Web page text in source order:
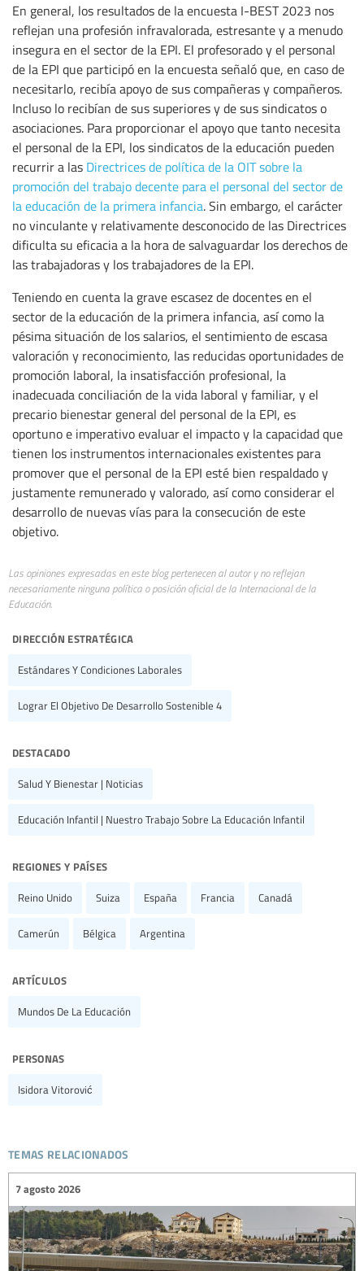
En general, los resultados de la encuesta I-BEST 2023 nos
reflejan una profesión infravalorada, estresante y a menudo
insegura en el sector de la EPI. El profesorado y el personal
de la EPI que participó en la encuesta señaló que, en caso de
necesitarlo, recibía apoyo de sus compañeras y compañeros.
Incluso lo recibían de sus superiores y de sus sindicatos o
asociaciones. Para proporcionar el apoyo que tanto necesita
el personal de la EPI, los sindicatos de la educación pueden
recurrir a las Directrices de política de la OIT sobre la
promoción del trabajo decente para el personal del sector de
la educación de la primera infancia. Sin embargo, el carácter
no vinculante y relativamente desconocido de las Directrices
dificulta su eficacia a la hora de salvaguardar los derechos de
las trabajadoras y los trabajadores de la EPI.
Teniendo en cuenta la grave escasez de docentes en el
sector de la educación de la primera infancia, así como la
pésima situación de los salarios, el sentimiento de escasa
valoración y reconocimiento, las reducidas oportunidades de
promoción laboral, la insatisfacción profesional, la
inadecuada conciliación de la vida laboral y familiar, y el
precario bienestar general del personal de la EPI, es
oportuno e imperativo evaluar el impacto y la capacidad que
tienen los instrumentos internacionales existentes para
promover que el personal de la EPI esté bien respaldado y
justamente remunerado y valorado, así como considerar el
desarrollo de nuevas vías para la consecución de este
objetivo.
Las opiniones expresadas en este blog pertenecen al autor y no reflejan
necesariamente ninguna política o posición oficial de la Internacional de la
Educación.
dirección estratégica
Estándares Y Condiciones Laborales
Lograr El Objetivo De Desarrollo Sostenible 4
destacado
Salud Y Bienestar | Noticias
Educación Infantil | Nuestro Trabajo Sobre La Educación Infantil
regiones y países
Reino Unido Suiza España Francia Canadá
Camerún Bélgica Argentina
artículos
Mundos De La Educación
personas
Isidora Vitorović
temas relacionados
7 agosto 2026